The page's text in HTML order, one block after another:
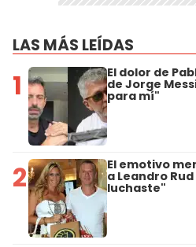
LAS MÁS LEÍDAS
1 El dolor de
de Jorge
para mí"
2 El emotivo
a Leandro
luchaste"